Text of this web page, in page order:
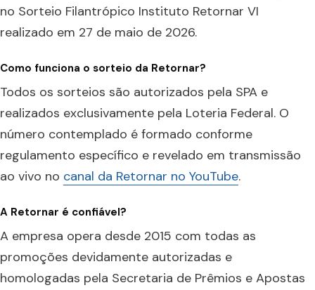
no Sorteio Filantrópico Instituto Retornar VI
realizado em 27 de maio de 2026.
Como funciona o sorteio da Retornar?
Todos os sorteios são autorizados pela SPA e
realizados exclusivamente pela Loteria Federal. O
número contemplado é formado conforme
regulamento específico e revelado em transmissão
ao vivo no canal da Retornar no YouTube.
A Retornar é confiável?
A empresa opera desde 2015 com todas as
promoções devidamente autorizadas e
homologadas pela Secretaria de Prêmios e Apostas